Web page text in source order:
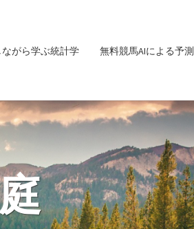
がら学ぶ統計学 無料競馬AIによる予測